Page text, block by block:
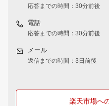
応答までの時間：30分前後
電話
応答までの時間：30分前後
メール
返信までの時間：3日前後
楽天市場へ